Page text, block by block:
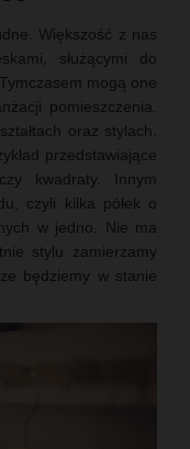
Większość z nas
służącymi do
mogą one
pomieszczenia.
oraz stylach.
przedstawiające
kwadraty. Innym
czyli kilka półek o
w jedno. Nie ma
stylu zamierzamy
będziemy w stanie